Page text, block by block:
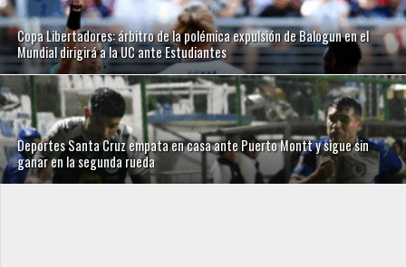
Copa Libertadores: árbitro de la polémica expulsión de Balogun en el
Mundial dirigirá a la UC ante Estudiantes
Deportes Santa Cruz empata en casa ante Puerto Montt y sigue sin
ganar en la segunda rueda